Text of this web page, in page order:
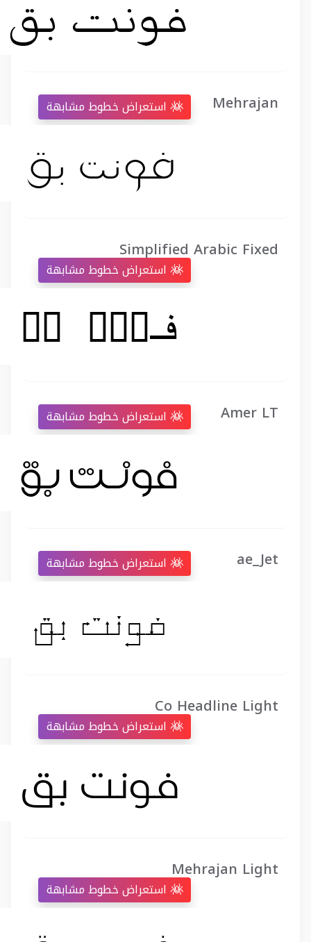
Mehrajan
Simplified Arabic Fixed
Amer LT
ae_Jet
Co Headline Light
Mehrajan Light